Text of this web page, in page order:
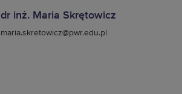
dr inż. Maria Skrętowicz
maria.skretowicz@pwr.edu.pl